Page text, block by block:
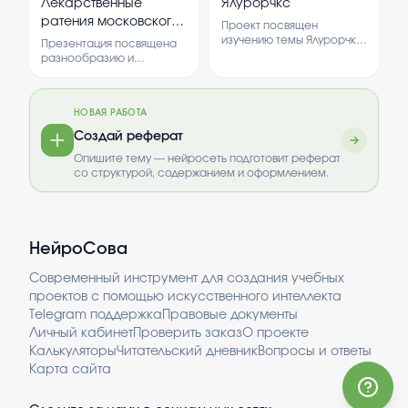
характера и укреплению
здоровья.
опросы для анализа
ситуации.
влияния игры.
Лекарственные
ратения московского
региона
Презентация посвящена
разнообразию и
лекарственных растений,
регионе.
Рассматриваются виды,
их свойства и значение
для медицины и народной
практики.
Ялурорчкс
Проект посвящен
изучению темы Ялурорчкс.
НОВАЯ РАБОТА
Создай реферат
Опишите тему — нейросеть подготовит реферат
со структурой, содержанием и оформлением.
НейроСова
Современный инструмент для создания учебных
проектов с помощью искусственного интеллекта
Telegram поддержка Правовые документы
Личный кабинетПроверить заказО проекте
КалькуляторыЧитательский дневникВопросы и ответы
Карта сайта